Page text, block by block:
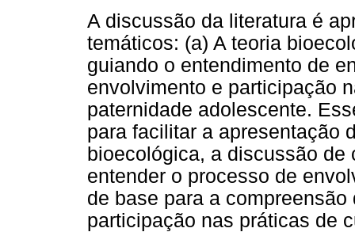
A discussão da literatura é
temáticos: (a) A teoria
guiando o entendimento de
envolvimento e participação
paternidade adolescente.
para facilitar a apresentação
bioecológica, a discussão
entender o processo de
de base para a
participação nas práticas de